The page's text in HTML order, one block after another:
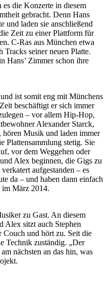
die Konzerte in diesem
gebracht. Denn Hans
und laden sie anschließend
Zeit zu einer Plattform für
C-Ras aus München etwa
Tracks seiner neuen Platte.
Hans’ Zimmer schon ihre
ist somit eng mit Münchens
beschäftigt er sich immer
– vor allem Hip-Hop,
Alexander Starck,
hören Musik und laden immer
Plattensammlung stetig. Sie
vor dem Weggehen oder
Alex beginnen, die Gigs zu
aufgestanden – es
da – und haben dann einfach
im März 2014.
zu Gast. An diesem
Alex sitzt auch Stephen
Couch und hört zu. Seit die
Technik zuständig. „Der
nächsten an das hin, was